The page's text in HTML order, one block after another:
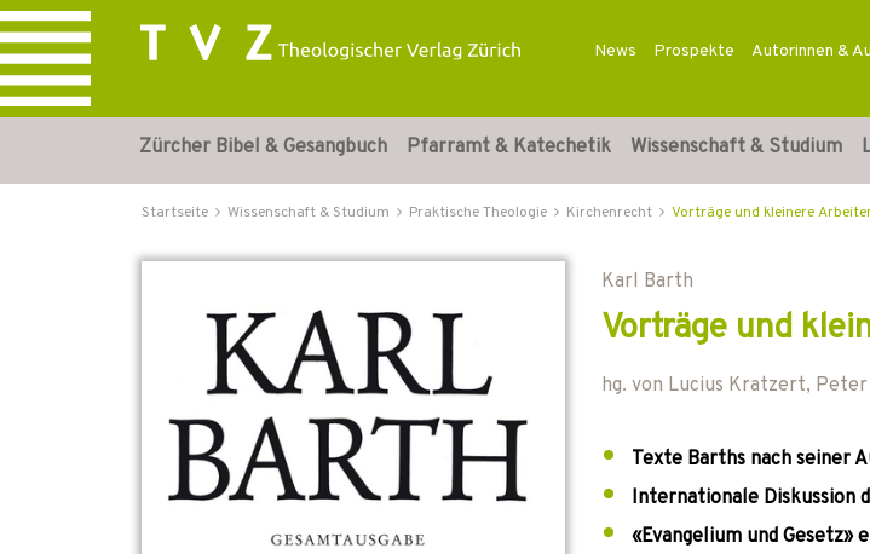
News Prospekte Autorinnen &
Zürcher Bibel & Gesangbuch Pfarramt & Katechetik Wissenschaft & Studium
Startseite Wissenschaft & Studium Praktische Theologie Kirchenrecht Vorträge und kleinere
Karl Barth
Vorträge und
hg. von Lucius Kratzert,
Texte Barths nach seiner
Internationale Diskussion
«Evangelium und